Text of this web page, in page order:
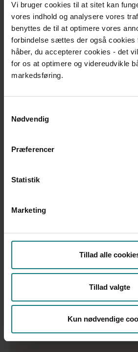
Vi bruger cookies til at sitet kan
vores indhold og analysere vores
benyttes de til at optimere vores
forbindelse sættes der også cookies
håber, du accepterer cookies - det
for os at optimere og videreudvikle
markedsføring.
Nødvendig
Præferencer
Statistik
Marketing
Tillad alle
Tillad valgte
Kun nødvendige
Har du lyst til at styrke dine faglige
Low Arousal, neuropædagogik,
motiverende samtale? Bliv klogere
webinarer, som er skræddersyet til
Socialpædagogerne. Det hele foregår
lige når det passer dig.
Læs mere om e-læring & webinarer
Har du brug for nye perspektiver på din
jobkonsulenter. Klik på linket nedenfor
Book en samtale i dag